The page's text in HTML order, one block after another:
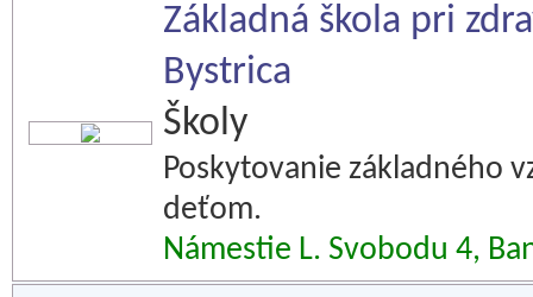
Základná škola pri
Bystrica
Školy
Poskytovanie základného
deťom.
Námestie L. Svobodu 4,